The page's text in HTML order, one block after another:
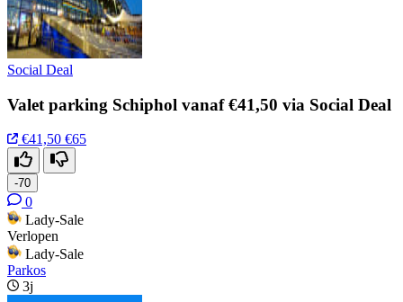
Social Deal
Valet parking Schiphol vanaf €41,50 via Social Deal
€41,50 €65
-70
0
Lady-Sale
Verlopen
Lady-Sale
Parkos
3j